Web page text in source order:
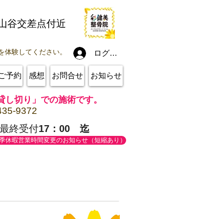
谷交差点付近
予約 感想 お問合せ お知らせ
験してください。
切り」での施術です。
ログイン
9372
最終受付17：00 迄
休暇営業時間変更のお知らせ（短縮あり）